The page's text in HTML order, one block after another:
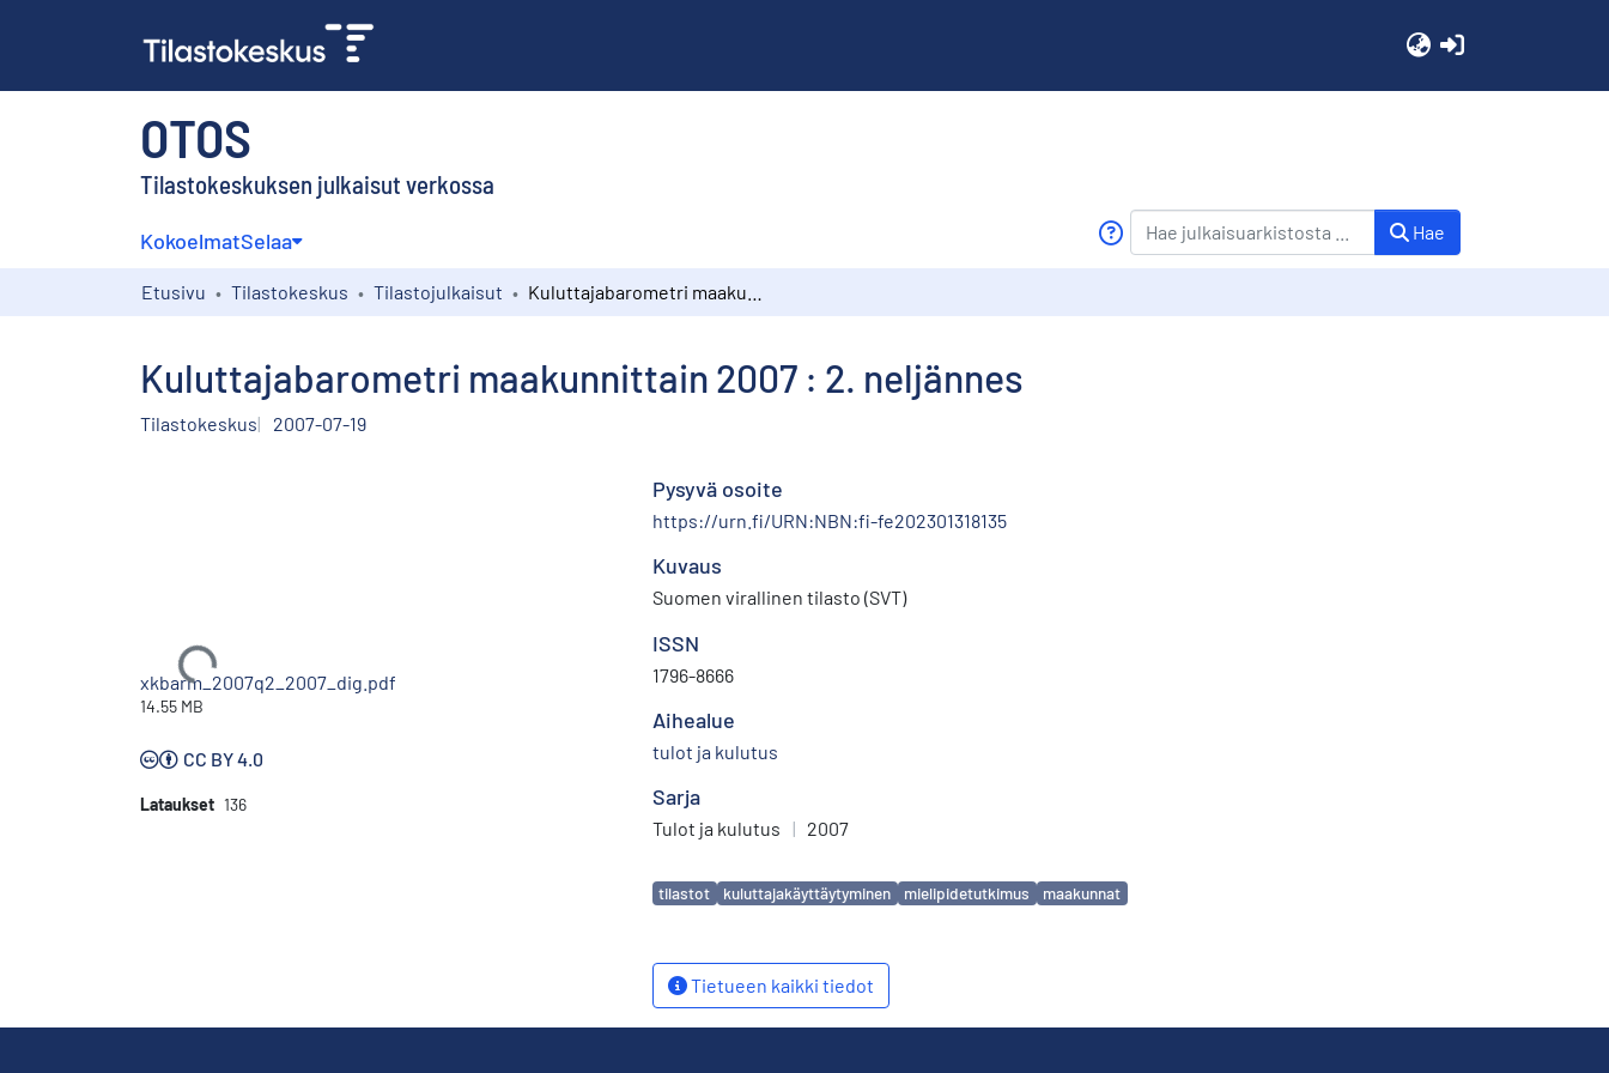
OTOS
Tilastokeskuksen julkaisut verkossa
KokoelmatSelaa Hae
Etusivu Tilastokeskus Tilastojulkaisut
Kuluttajabarometri maakunnittain 2007 : 2. neljännes
Tilastokeskus 2007-07-19
Ladataan...
xkbarm_2007q2_2007_dig.pdf
14.55 MB
CC BY 4.0
Lataukset 136
Pysyvä osoite
https://urn.fi/URN:NBN:fi-fe202301318135
Kuvaus
Suomen virallinen tilasto (SVT)
ISSN
1796-8666
Aihealue
tulot ja kulutus
Sarja
Tulot ja kulutus | 2007
Avainsanat
tilastot kuluttajakäyttäytyminen mielipidetutkimus maakunnat
Tietueen kaikki tiedot